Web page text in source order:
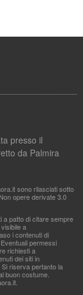
presso il
da Palmira
sono rilasciati sotto
opere derivate 3.0
a patto di citare sempre
a
i contenuti di
permessi
richiesti a
dei siti in
riserva pertanto la
buon costume.